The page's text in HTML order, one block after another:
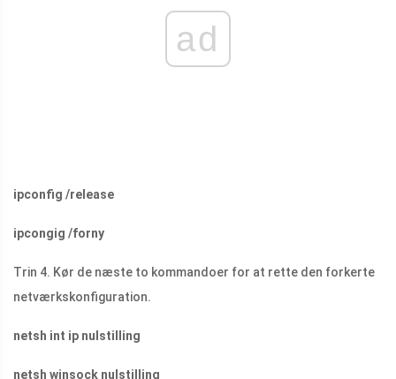
ad
ipconfig /release
ipcongig /forny
Trin 4. Kør de næste to kommandoer for at rette den forkerte
netværkskonfiguration.
netsh int ip nulstilling
netsh winsock nulstilling